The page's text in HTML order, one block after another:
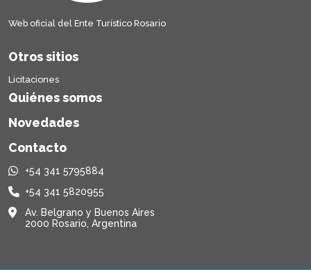
Web oficial del Ente Turístico Rosario
Otros sitios
Licitaciones
Quiénes somos
Novedades
Contacto
+54 341 5795884
+54 341 5820955
Av. Belgrano y Buenos Aires
2000 Rosario, Argentina